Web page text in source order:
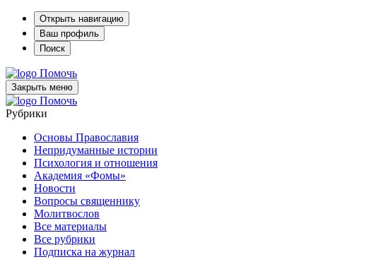
Открыть навигацию
Ваш профиль
Поиск
Помочь
Закрыть меню
Помочь
Рубрики
Основы Православия
Непридуманные истории
Психология и отношения
Академия «Фомы»
Новости
Вопросы священнику
Молитвослов
Все материалы
Все рубрики
Подписка на журнал